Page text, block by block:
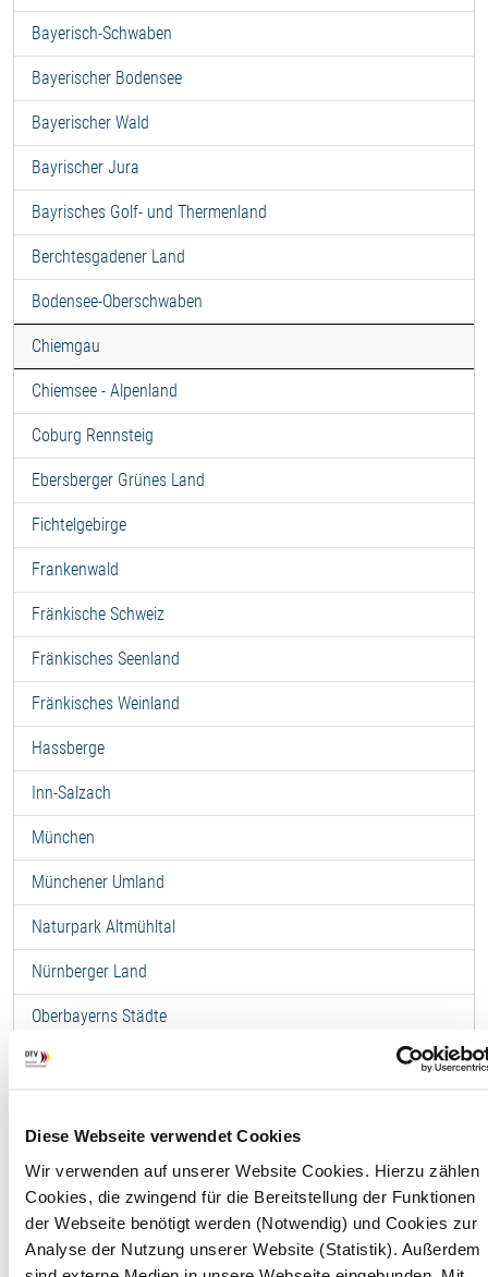
Diese Webseite verwendet Cookies
Wir verwenden auf unserer Website Cookies. Hierzu zählen
Cookies, die zwingend für die Bereitstellung der Funktionen
der Webseite benötigt werden (Notwendig) und Cookies zur
Analyse der Nutzung unserer Website (Statistik). Außerdem
Bayerisch-Schwaben
Bayerischer Bodensee
Bayerischer Wald
Bayrischer Jura
Bayrisches Golf- und Thermenland
Berchtesgadener Land
Bodensee-Oberschwaben
Chiemgau
Chiemsee - Alpenland
Coburg Rennsteig
Ebersberger Grünes Land
Fichtelgebirge
Frankenwald
Fränkische Schweiz
Fränkisches Seenland
Fränkisches Weinland
Hassberge
Inn-Salzach
München
Münchener Umland
Naturpark Altmühltal
Nürnberger Land
Oberbayerns Städte
Oberes Maintal-Coburger Land
Odenwald (Baden-Württemberg)
Odenwald (Hessen)